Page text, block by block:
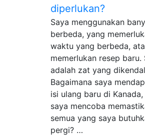
diperlukan?
Saya menggunakan
berbeda, yang
waktu yang berbeda,
memerlukan resep baru.
adalah zat yang
Bagaimana saya
isi ulang baru di
saya mencoba
semua yang saya
pergi? …